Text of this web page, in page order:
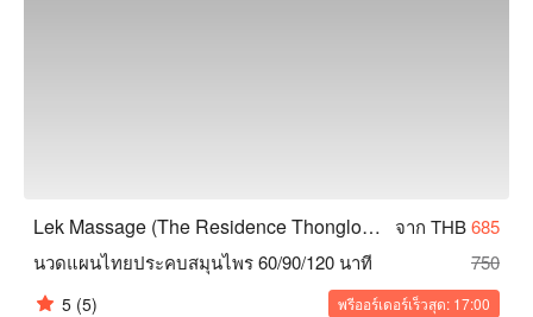
Lek Massage (The Residence Thonglor Hotel) จาก THB685
นวดแผนไทยประคบสมุนไพร 60/90/120 นาที
750
5 (5) พรีออร์เดอร์เร็วสุด: 17:00